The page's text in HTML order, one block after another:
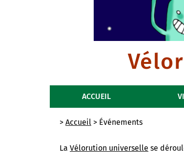
ACCUEIL
> Accueil > Événements
La Vélorution universelle se